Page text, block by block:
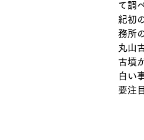
て調
紀初
務所
丸山
古墳
白い
要注